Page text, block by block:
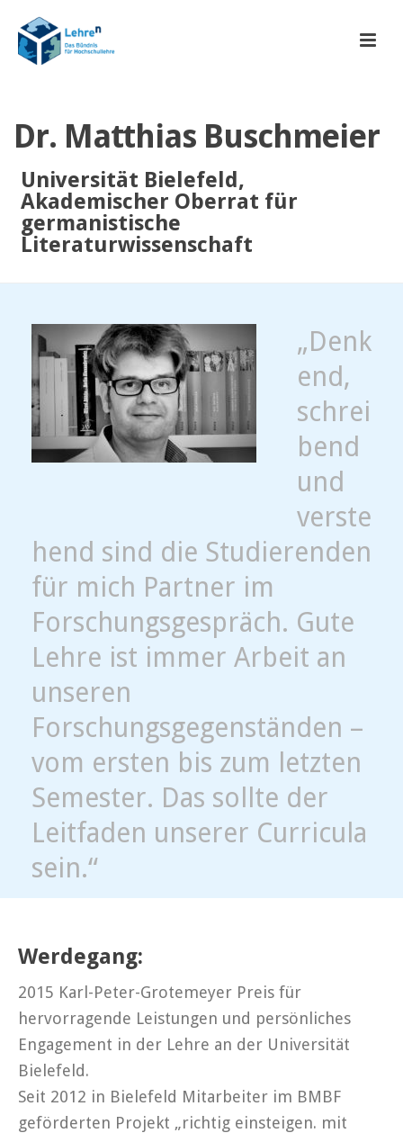
Dr. Matthias Buschmeier
Universität Bielefeld,
Akademischer Oberrat für
germanistische
Literaturwissenschaft
„Denk
end,
schrei
bend
und
verste
hend sind die Studierenden
für mich Partner im
Forschungsgespräch. Gute
Lehre ist immer Arbeit an
unseren
Forschungsgegenständen –
vom ersten bis zum letzten
Semester. Das sollte der
Leitfaden unserer Curricula
sein.“
Werdegang:
2015 Karl-Peter-Grotemeyer Preis für
hervorragende Leistungen und persönliches
Engagement in der Lehre an der Universität
Bielefeld.
Seit 2012 in Bielefeld Mitarbeiter im BMBF
geförderten Projekt „richtig einsteigen. mit